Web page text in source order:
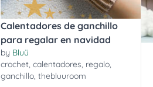
Calentadores de ganchillo
para regalar en navidad
by Bluü
crochet,calentadores, regalo,
ganchillo,thebluuroom